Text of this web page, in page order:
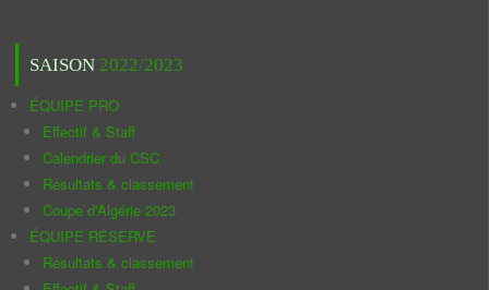
SAISON 2022/2023
ÉQUIPE PRO
Effectif & Staff
Calendrier du CSC
Résultats & classement
Coupe d'Algérie 2023
ÉQUIPE RÉSERVE
Résultats & classement